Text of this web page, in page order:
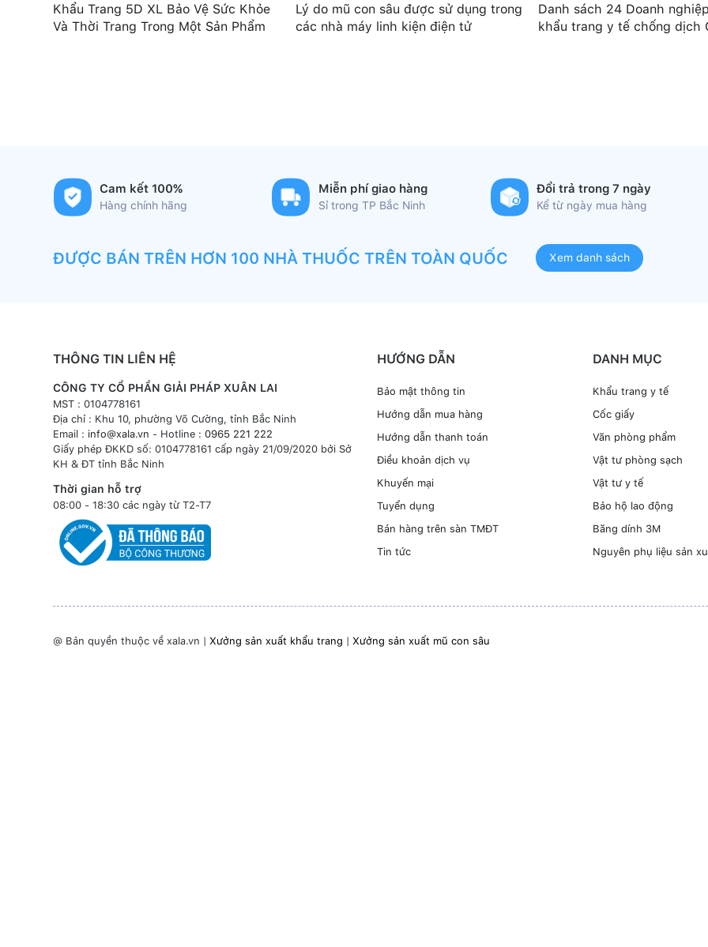
Khẩu Trang 5D XL Bảo Vệ Sức Khỏe
Và Thời Trang Trong Một Sản Phẩm
Lý do mũ con sâu được sử dụng trong
các nhà máy linh kiện điện tử
Danh sách 24 Doanh
khẩu trang y tế chống dịch
Cam kết 100%
Hàng chính hãng
Miễn phí giao hàng
Sỉ trong TP Bắc Ninh
Đổi trả trong 7 ngày
Kể từ ngày mua hàng
ĐƯỢC BÁN TRÊN HƠN 100 NHÀ THUỐC TRÊN TOÀN QUỐC Xem danh sách
THÔNG TIN LIÊN HỆ
CÔNG TY CỔ PHẦN GIẢI PHÁP XUÂN LAI
MST : 0104778161
Địa chỉ : Khu 10, phường Võ Cường, tỉnh Bắc Ninh
Email : info@xala.vn - Hotline : 0965 221 222
Giấy phép ĐKKD số: 0104778161 cấp ngày 21/09/2020 bởi Sở
KH & ĐT tỉnh Bắc Ninh
Thời gian hỗ trợ
08:00 - 18:30 các ngày từ T2-T7
HƯỚNG DẪN
Bảo mật thông tin
Hướng dẫn mua hàng
Hướng dẫn thanh toán
Điều khoản dịch vụ
Khuyến mại
Tuyển dụng
Bán hàng trên sàn TMĐT
Tin tức
DANH MỤC
Khẩu trang y tế
Cốc giấy
Văn phòng phẩm
Vật tư phòng sạch
Vật tư y tế
Bảo hộ lao động
Băng dính 3M
Nguyên phụ liệu sản
@ Bản quyền thuộc về xala.vn | Xưởng sản xuất khẩu trang | Xưởng sản xuất mũ con sâu